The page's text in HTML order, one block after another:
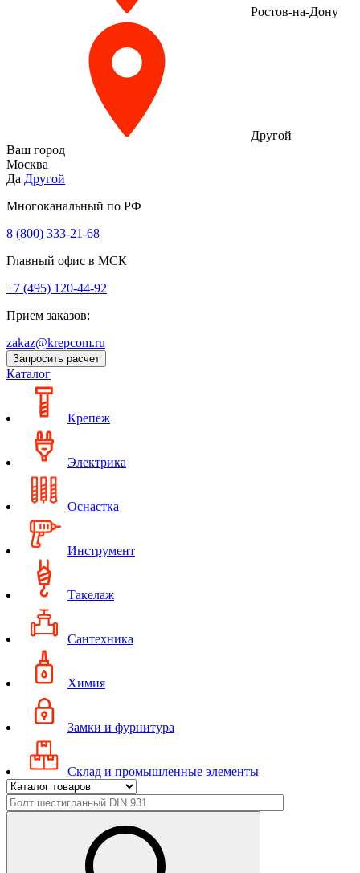
Ростов-на-Дону
Другой
Ваш город
Москва
Да Другой
Многоканальный по РФ
8 (800) 333‑21-68
Главный офис в МСК
+7 (495) 120-44-92
Прием заказов:
zakaz@krepcom.ru
Запросить расчет
Каталог
Крепеж
Электрика
Оснастка
Инструмент
Такелаж
Сантехника
Химия
Замки и фурнитура
Склад и промышленные элементы